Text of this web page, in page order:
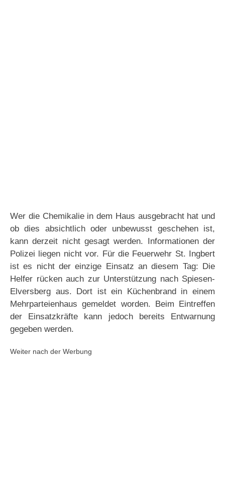
Wer die Chemikalie in dem Haus ausgebracht hat und
ob dies absichtlich oder unbewusst geschehen ist,
kann derzeit nicht gesagt werden. Informationen der
Polizei liegen nicht vor. Für die Feuerwehr St. Ingbert
ist es nicht der einzige Einsatz an diesem Tag: Die
Helfer rücken auch zur Unterstützung nach Spiesen-
Elversberg aus. Dort ist ein Küchenbrand in einem
Mehrparteienhaus gemeldet worden. Beim Eintreffen
der Einsatzkräfte kann jedoch bereits Entwarnung
gegeben werden.
Weiter nach der Werbung